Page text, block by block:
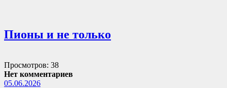
Пионы и не только
Просмотров: 38
Нет комментариев
05.06.2026